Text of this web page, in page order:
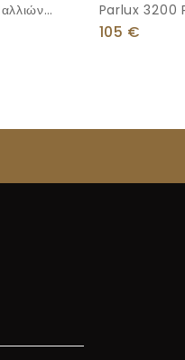
Parlux 3200
Πιστολάκι
105 €